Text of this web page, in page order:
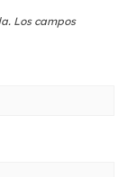
Los campos